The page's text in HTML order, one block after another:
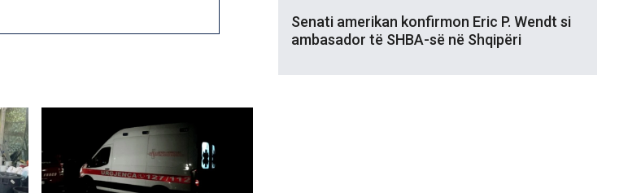
Senati amerikan konfirmon Eric P. Wendt si
ambasador të SHBA-së në Shqipëri